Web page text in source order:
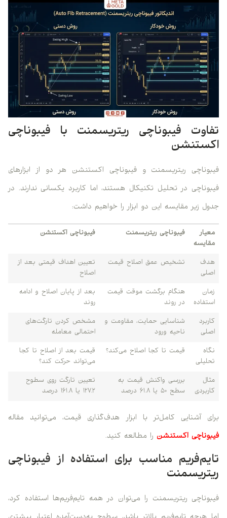
تفاوت فیبوناچی ریتریسمنت با فیبوناچی
اکستنشن
فیبوناچی ریتریسمنت و فیبوناچی اکستنشن هر دو از ابزارهای
فیبوناچی در تحلیل تکنیکال هستند، اما کاربرد یکسانی ندارند. در
جدول زیر مقایسه این دو ابزار را خواهیم داشت:
معیار
مقایسه
فیبوناچی ریتریسمنت فیبوناچی اکستنشن
هدف
اصلی
تشخیص عمق اصلاح قیمت
تعیین اهداف قیمتی بعد از
اصلاح
زمان
استفاده
هنگام برگشت موقت قیمت
در روند
بعد از پایان اصلاح و ادامه
روند
کاربرد
اصلی
شناسایی حمایت، مقاومت و
ناحیه ورود
مشخص کردن تارگت‌های
احتمالی معامله
نگاه
تحلیلی
قیمت تا کجا اصلاح می‌کند؟
قیمت بعد از اصلاح تا کجا
می‌تواند حرکت کند؟
مثال
کاربردی
بررسی واکنش قیمت به
سطح ۵۰ یا ۶۱.۸ درصد
تعیین تارگت روی سطوح
۱۲۷.۲ یا ۱۶۱.۸ درصد
برای آشنایی کامل‌تر با ابزار هدف‌گذاری قیمت، می‌توانید مقاله
فیبوناچی اکستنشن را مطالعه کنید.
تایم‌فریم مناسب برای استفاده از فیبوناچی
ریتریسمنت
فیبوناچی ریتریسمنت را می‌توان در همه تایم‌فریم‌ها استفاده کرد،